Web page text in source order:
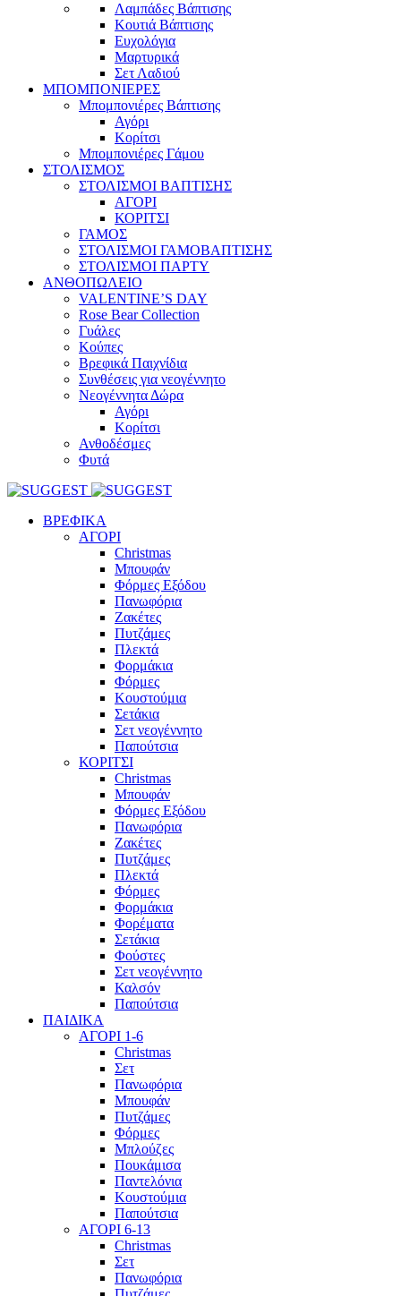
Λαμπάδες Βάπτισης
Κουτιά Βάπτισης
Ευχολόγια
Μαρτυρικά
Σετ Λαδιού
ΜΠΟΜΠΟΝΙΕΡΕΣ
Μπομπονιέρες Βάπτισης
Αγόρι
Κορίτσι
Μπομπονιέρες Γάμου
ΣΤΟΛΙΣΜΟΣ
ΣΤΟΛΙΣΜΟΙ ΒΑΠΤΙΣΗΣ
ΑΓΟΡΙ
ΚΟΡΙΤΣΙ
ΓΑΜΟΣ
ΣΤΟΛΙΣΜΟΙ ΓΑΜΟΒΑΠΤΙΣΗΣ
ΣΤΟΛΙΣΜΟΙ ΠΑΡΤΥ
ΑΝΘΟΠΩΛΕΙΟ
VALENTINE’S DAY
Rose Bear Collection
Γυάλες
Κούπες
Βρεφικά Παιχνίδια
Συνθέσεις για νεογέννητο
Νεογέννητα Δώρα
Αγόρι
Κορίτσι
Ανθοδέσμες
Φυτά
ΒΡΕΦΙΚΑ
ΑΓΟΡΙ
Christmas
Μπουφάν
Φόρμες Εξόδου
Πανωφόρια
Ζακέτες
Πυτζάμες
Πλεκτά
Φορμάκια
Φόρμες
Κουστούμια
Σετάκια
Σετ νεογέννητο
Παπούτσια
ΚΟΡΙΤΣΙ
Christmas
Μπουφάν
Φόρμες Εξόδου
Πανωφόρια
Ζακέτες
Πυτζάμες
Πλεκτά
Φόρμες
Φορμάκια
Φορέματα
Σετάκια
Φούστες
Σετ νεογέννητο
Καλσόν
Παπούτσια
ΠΑΙΔΙΚΑ
ΑΓΟΡΙ 1-6
Christmas
Σετ
Πανωφόρια
Μπουφάν
Πυτζάμες
Φόρμες
Μπλούζες
Πουκάμισα
Παντελόνια
Κουστούμια
Παπούτσια
ΑΓΟΡΙ 6-13
Christmas
Σετ
Πανωφόρια